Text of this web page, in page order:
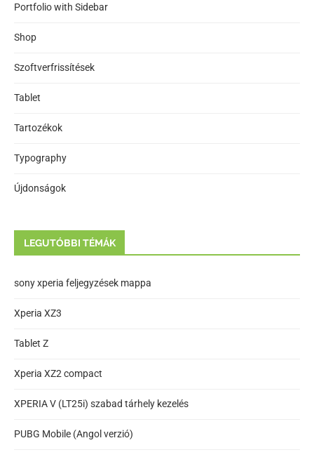
Portfolio with Sidebar
Shop
Szoftverfrissítések
Tablet
Tartozékok
Typography
Újdonságok
LEGUTÓBBI TÉMÁK
sony xperia feljegyzések mappa
Xperia XZ3
Tablet Z
Xperia XZ2 compact
XPERIA V (LT25i) szabad tárhely kezelés
PUBG Mobile (Angol verzió)